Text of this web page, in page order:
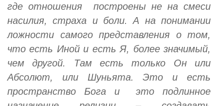
где отношения построены не на смеси
насилия, страха и боли. А на понимании
ложности самого представления о том,
что есть Иной и есть Я, более значимый,
чем другой. Там есть только Он или
Абсолют, или Шуньята. Это и есть
пространство Бога и это подлинное